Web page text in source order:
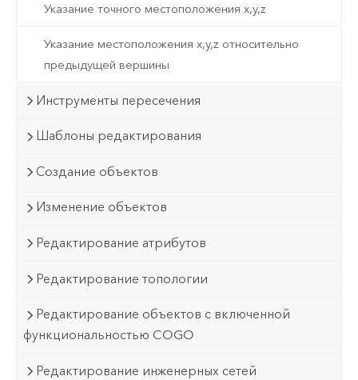
Указание точного местоположения x,y,z
Указание местоположения x,y,z относительно
предыдущей вершины
Инструменты пересечения
Шаблоны редактирования
Создание объектов
Изменение объектов
Редактирование атрибутов
Редактирование топологии
Редактирование объектов с включенной
функциональностью COGO
Редактирование инженерных сетей